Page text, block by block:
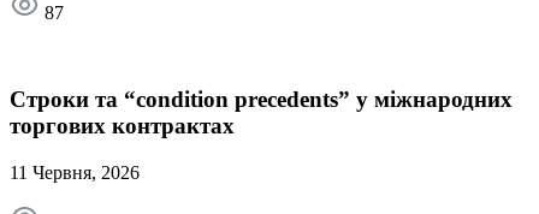
87
Строки та “condition precedents” у міжнародних
торгових контрактах
11 Червня, 2026